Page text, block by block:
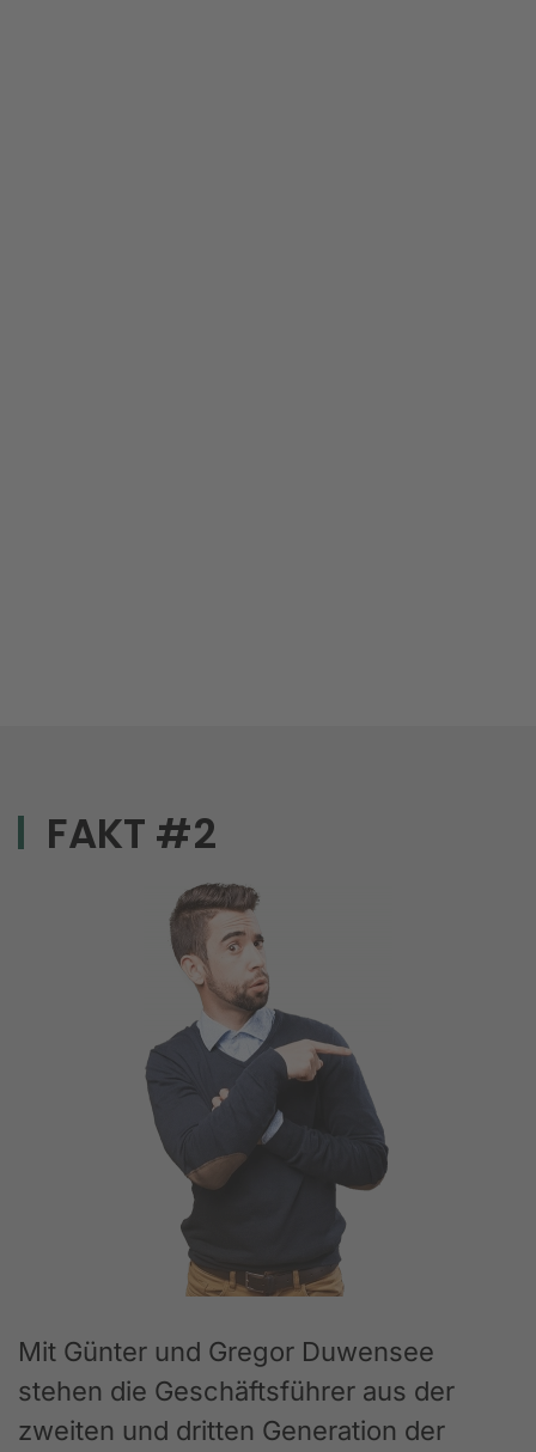
FAKT #2
Mit Günter und Gregor Duwensee
stehen die Geschäftsführer aus der
zweiten und dritten Generation der